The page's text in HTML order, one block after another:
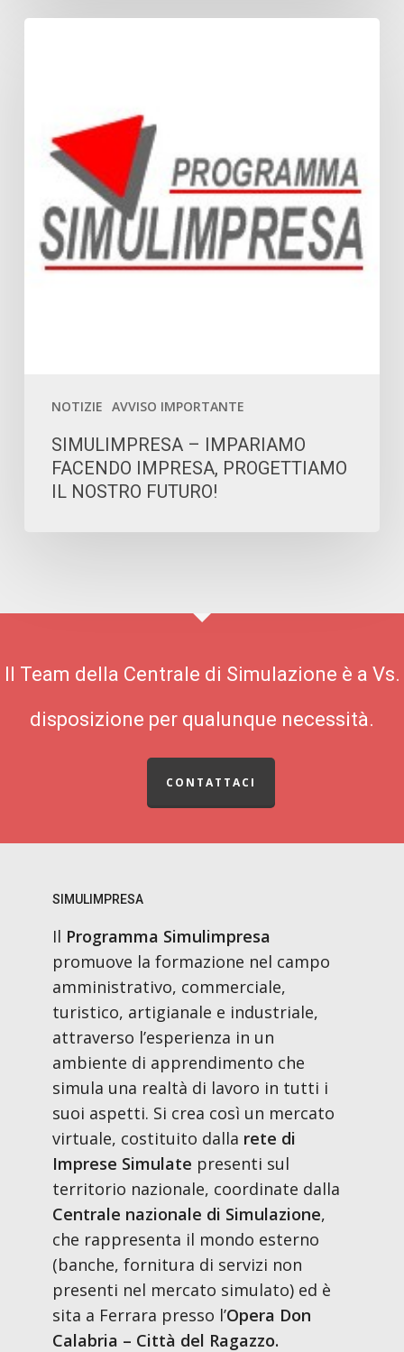
NOTIZIE AVVISO IMPORTANTE
IMPRESA,
PROGETTIAMO
NOSTRO
FUTURO!
SIMULIMPRESA – IMPARIAMO
FACENDO IMPRESA, PROGETTIAMO
IL NOSTRO FUTURO!
Il Team della Centrale di Simulazione è a Vs.
disposizione per qualunque necessità.
CONTATTACI
SIMULIMPRESA
Il Programma Simulimpresa
promuove la formazione nel campo
amministrativo, commerciale,
turistico, artigianale e industriale,
attraverso l’esperienza in un
ambiente di apprendimento che
simula una realtà di lavoro in tutti i
suoi aspetti. Si crea così un mercato
virtuale, costituito dalla rete di
Imprese Simulate presenti sul
territorio nazionale, coordinate dalla
Centrale nazionale di Simulazione,
che rappresenta il mondo esterno
(banche, fornitura di servizi non
presenti nel mercato simulato) ed è
sita a Ferrara presso l’Opera Don
Calabria – Città del Ragazzo.